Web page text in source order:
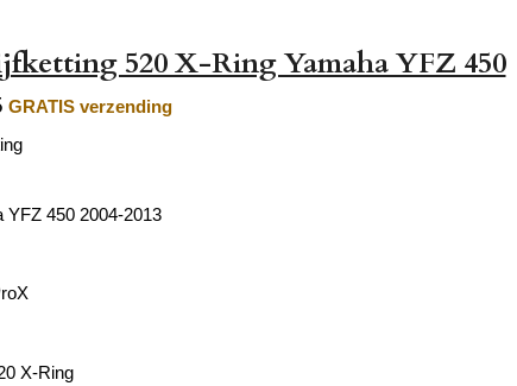
520 X-Ring Yamaha YFZ 450
GRATIS verzending
YFZ 450 2004-2013
X-Ring